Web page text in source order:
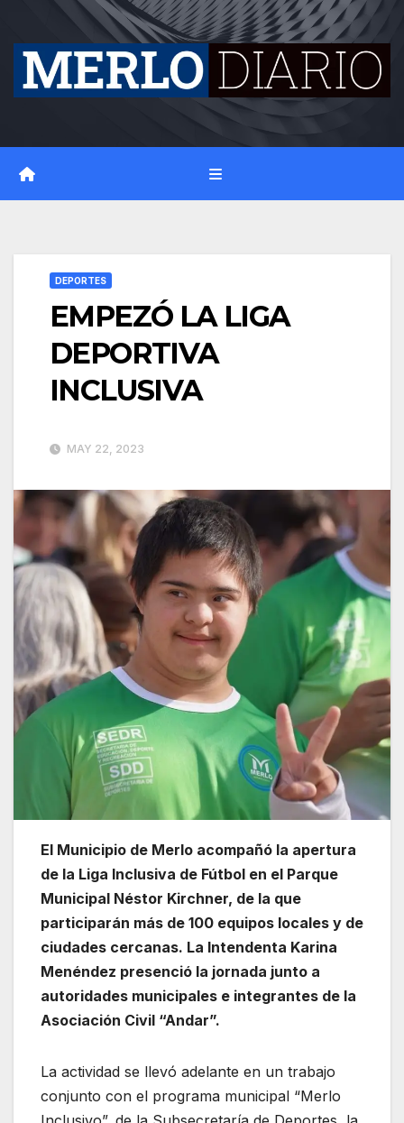
content
DEPORTES
EMPEZÓ LA LIGA
DEPORTIVA
INCLUSIVA
MAY 22, 2023
El Municipio de Merlo acompañó la apertura
de la Liga Inclusiva de Fútbol en el Parque
Municipal Néstor Kirchner, de la que
participarán más de 100 equipos locales y de
ciudades cercanas. La Intendenta Karina
Menéndez presenció la jornada junto a
autoridades municipales e integrantes de la
Asociación Civil “Andar”.
La actividad se llevó adelante en un trabajo
conjunto con el programa municipal “Merlo